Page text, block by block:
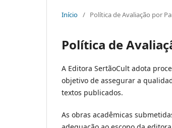
Início / Política de Avaliação por
Política de
A Editora SertãoCult adota
objetivo de assegurar a
textos publicados.
As obras acadêmicas